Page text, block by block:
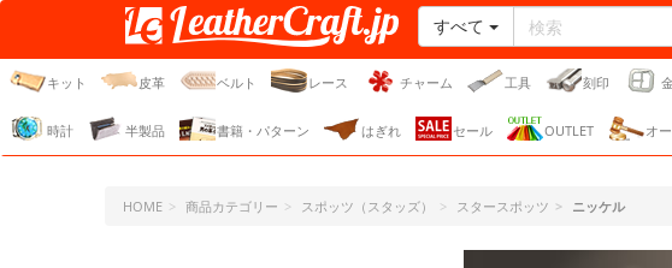
レザークラフト・ドット・
ジェーピー
すべて
キット 皮革 ベルト レース チャーム 工具 刻印
時計 半製品 書籍・パターン はぎれ セール OUTLET オ
HOME 商品カテゴリー スポッツ（スタッズ） スタースポッツ ニッケル